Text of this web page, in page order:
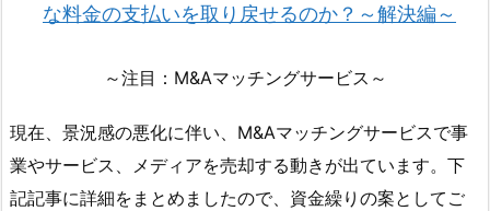
な料金の支払いを取り戻せるのか？～解決編～
～注目：M&Aマッチングサービス～
現在、景況感の悪化に伴い、M&Aマッチングサービスで事
業やサービス、メディアを売却する動きが出ています。下
記記事に詳細をまとめましたので、資金繰りの案としてご